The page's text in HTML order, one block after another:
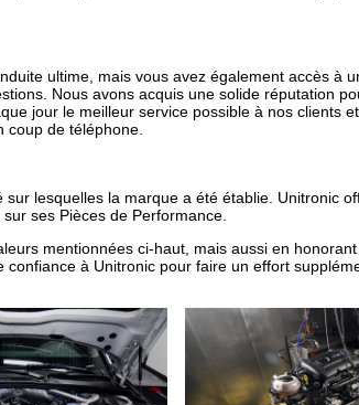
ultime, mais vous avez également accès à
Nous avons acquis une solide réputation
jour le meilleur service possible à nos clients
coup de téléphone.
lesquelles la marque a été établie. Unitronic
ses Pièces de Performance.
mentionnées ci-haut, mais aussi en
à Unitronic pour faire un effort